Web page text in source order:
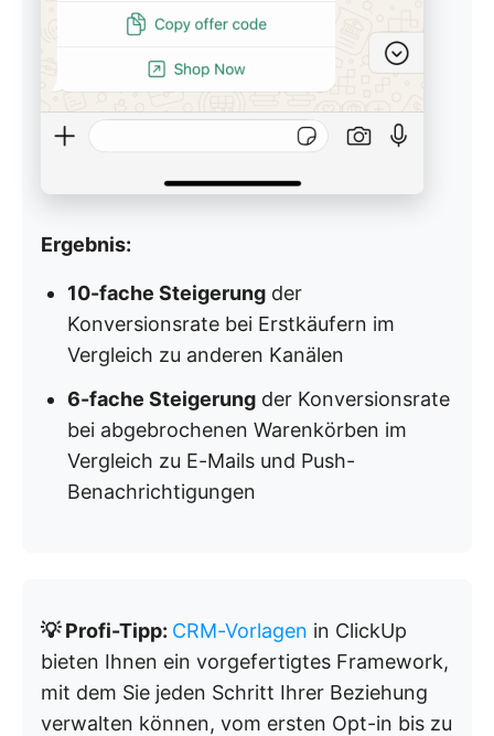
Ergebnis:
10-fache Steigerung der
Konversionsrate bei Erstkäufern im
Vergleich zu anderen Kanälen
6-fache Steigerung der Konversionsrate
bei abgebrochenen Warenkörben im
Vergleich zu E-Mails und Push-
Benachrichtigungen
💡 Profi-Tipp: CRM-Vorlagen in ClickUp
bieten Ihnen ein vorgefertigtes Framework,
mit dem Sie jeden Schritt Ihrer Beziehung
verwalten können, vom ersten Opt-in bis zu